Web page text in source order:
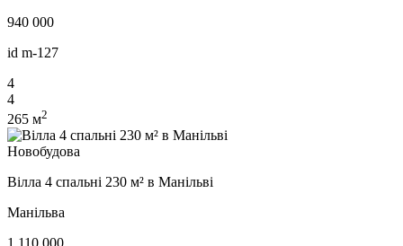
940 000
id m-127
4
4
265 м2
Новобудова
Вілла 4 спальні 230 м² в Манільві
Манільва